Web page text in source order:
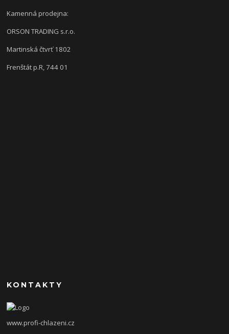
Kamenná prodejna:
ORSON TRADING s.r.o.
Martinská čtvrť 1802
Frenštát p.R, 744 01
KONTAKTY
www.profi-chlazeni.cz